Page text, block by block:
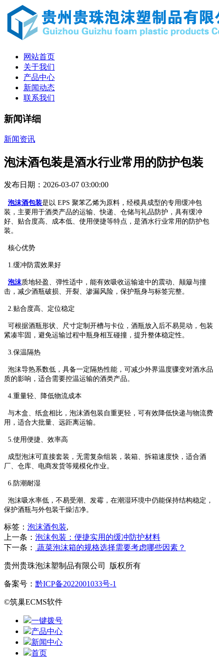
网站首页
关于我们
产品中心
新闻动态
联系我们
新闻详细
新闻资讯
泡沫酒包装是酒水行业常用的防护包装
发布日期：2026-03-07 03:00:00
泡沫酒包装是以 EPS 聚苯乙烯为原料，经模具成型的专用缓冲包
装，主要用于酒类产品的运输、快递、仓储与礼品防护，具有缓冲
好、贴合度高、成本低、使用便捷等特点，是酒水行业常用的防护包
装。
核心优势
1.缓冲防震效果好
泡沫质地轻盈、弹性适中，能有效吸收运输途中的震动、颠簸与撞
击，减少酒瓶破损、开裂、渗漏风险，保护瓶身与标签完整。
2.贴合度高、定位稳定
可根据酒瓶形状、尺寸定制开槽与卡位，酒瓶放入后不易晃动，包装
紧凑牢固，避免运输过程中瓶身相互碰撞，提升整体稳定性。
3.保温隔热
泡沫导热系数低，具备一定隔热性能，可减少外界温度骤变对酒水品
质的影响，适合需要控温运输的酒类产品。
4.重量轻、降低物流成本
与木盒、纸盒相比，泡沫酒包装自重更轻，可有效降低快递与物流费
用，适合大批量、远距离运输。
5.使用便捷、效率高
成型泡沫可直接套装，无需复杂组装，装箱、拆箱速度快，适合酒
厂、仓库、电商发货等规模化作业。
6.防潮耐湿
泡沫吸水率低，不易受潮、发霉，在潮湿环境中仍能保持结构稳定，
保护酒瓶与外包装干燥洁净。
标签： 泡沫酒包装,
上一条： 泡沫包装：便捷实用的缓冲防护材料
下一条：
蔬菜泡沫箱的规格选择需要考虑哪些因素？
贵州贵珠泡沫塑制品有限公司 版权所有
备案号： 黔ICP备2022001033号-1
©筑巢ECMS软件
一键拨号
产品中心
新闻中心
首页